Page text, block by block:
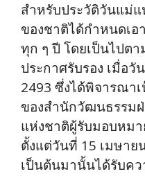
สำหรับประวัติวันแม่
ของชาติได้กำหนดเอ
ทุก ๆ ปี โดยเป็นไปต
ประกาศรับรอง เมื่อ
2493 ซึ่งได้พิจารณา
ของสำนักวัฒนธรรม
แห่งชาติผู้รับมอบหม
ตั้งแต่วันที่ 15 เมษาย
เป็นต้นมานั้นได้รับคว